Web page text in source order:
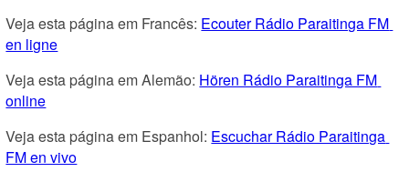
Veja esta página em Francês: Ecouter Rádio Paraitinga FM
en ligne
Veja esta página em Alemão: Hören Rádio Paraitinga FM
online
Veja esta página em Espanhol: Escuchar Rádio Paraitinga
FM en vivo